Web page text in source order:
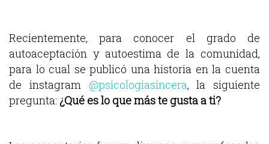
Recientemente, para conocer el grado de
autoaceptación y autoestima de la comunidad,
para lo cual se publicó una historia en la cuenta
de instagram @psicologiasincera, la siguiente
pregunta: ¿Qué es lo que más te gusta a ti?